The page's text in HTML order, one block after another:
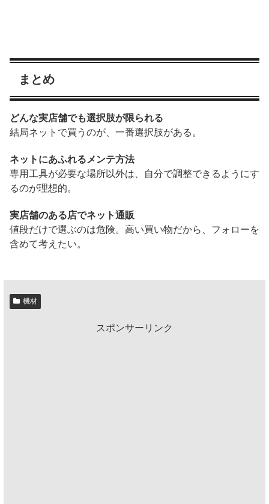
まとめ
どんな実店舗でも選択肢が限られる
結局ネットで買うのが、一番選択肢がある。
ネットにあふれるメンテ方法
専用工具が必要な場所以外は、自分で調整できるようにす
るのが理想的。
実店舗のある店でネット通販
値段だけで選ぶのは危険。高い買い物だから、フォローを
含めて考えたい。
機材
スポンサーリンク